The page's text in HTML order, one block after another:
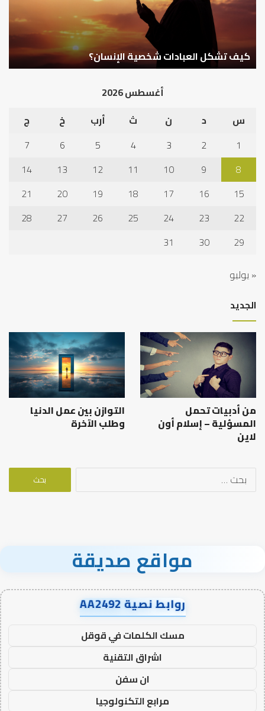
كيف تشكل العبادات شخصية الإنسان؟
أغسطس 2026
س
د ن ث أرب خ
ج
1
2
3
4
5
6
7
8
9
10
11
12
13
14
15
16
17
18
19
20
21
22
23
24
25
26
27
28
29
30
31
« يوليو
الجديد
من أدبيات تحمل
المسؤلية – إسلام أون
لاين
التوازن بين عمل الدنيا
وطلب الآخرة
البحث
مواقع صديقة
روابط نصية AA2492
مسك الكلمات في قوقل
اشراق التقنية
ان سفن
مرابع التكنولوجيا